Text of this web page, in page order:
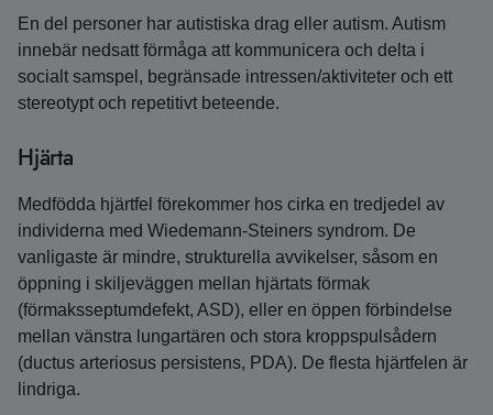
En del personer har autistiska drag eller autism. Autism
innebär nedsatt förmåga att kommunicera och delta i
socialt samspel, begränsade intressen/aktiviteter och ett
stereotypt och repetitivt beteende.
Hjärta
Medfödda hjärtfel förekommer hos cirka en tredjedel av
individerna med Wiedemann‑Steiners syndrom. De
vanligaste är mindre, strukturella avvikelser, såsom en
öppning i skiljeväggen mellan hjärtats förmak
(förmaksseptumdefekt, ASD), eller en öppen förbindelse
mellan vänstra lungartären och stora kroppspulsådern
(ductus arteriosus persistens, PDA). De flesta hjärtfelen är
lindriga.